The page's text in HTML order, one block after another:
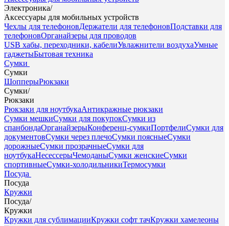
Электроника/
Аксессуары для мобильных устройств
Чехлы для телефоновДержатели для телефоновПодставки для
телефоновОрганайзеры для проводов
USB хабы, переходники, кабелиУвлажнители воздухаУмные
гаджетыБытовая техника
Сумки
Сумки
ШопперыРюкзаки
Сумки/
Рюкзаки
Рюкзаки для ноутбукаАнтикражные рюкзаки
Сумки мешкиСумки для покупокСумки из
спанбондаОрганайзерыКонференц-сумкиПортфелиСумки для
документовСумки через плечоСумки поясныеСумки
дорожныеСумки прозрачныеСумки для
ноутбукаНесессерыЧемоданыСумки женскиеСумки
спортивныеСумки-холодильникиТермосумки
Посуда
Посуда
Кружки
Посуда/
Кружки
Кружки для сублимацииКружки софт тачКружки хамелеоны